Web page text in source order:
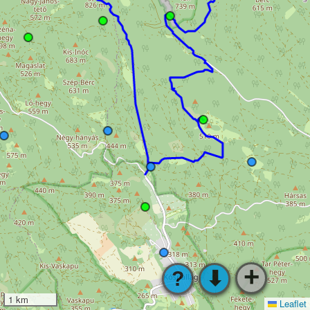
1 km Leaflet
? ⬇ +